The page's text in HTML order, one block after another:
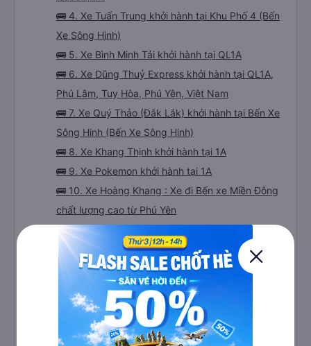
🚌 4. Xe Tuấn Trung khởi hành tại Khu Phố 4 (Bến
Xe Sông Hinh)
🚌 5. Xe Bình Minh Tải khởi hành tại QL1A
🚌 6. Xe Dũng Thuỷ Express khởi hành tại QL1A,
Phú Lâm, Tuy Hòa, Phú Yên, Việt Nam
🚌 7. Xe Quý Thảo (Đắk Lắk) khởi hành tại Bến Xe
Sông Hinh (Bến Xe Sông Hinh)
🚌 8. Xe Khang Thịnh khởi hành tại 1A
🚌 9. Xe Pokemon khởi hành tại 1A
🚌 10. Xe Hoàng Khang : Xe đi Bến xe Miền Đông
chất lượng cao từ Phú Yên
🚌 11. Xe Thảo Mạnh Hùng khởi hành tại Vòng
Xoay điểm giao QL1A và QL25
🚌 12. Xe Mạnh Hùng khởi hành tại Vòng Xoay
điểm giao QL1A và QL25
🚌 13. Xe Tân Long Sương khởi hành tại 227
Nguyễn Tất Thành, Phường 8 (Bến xe liên tỉnh